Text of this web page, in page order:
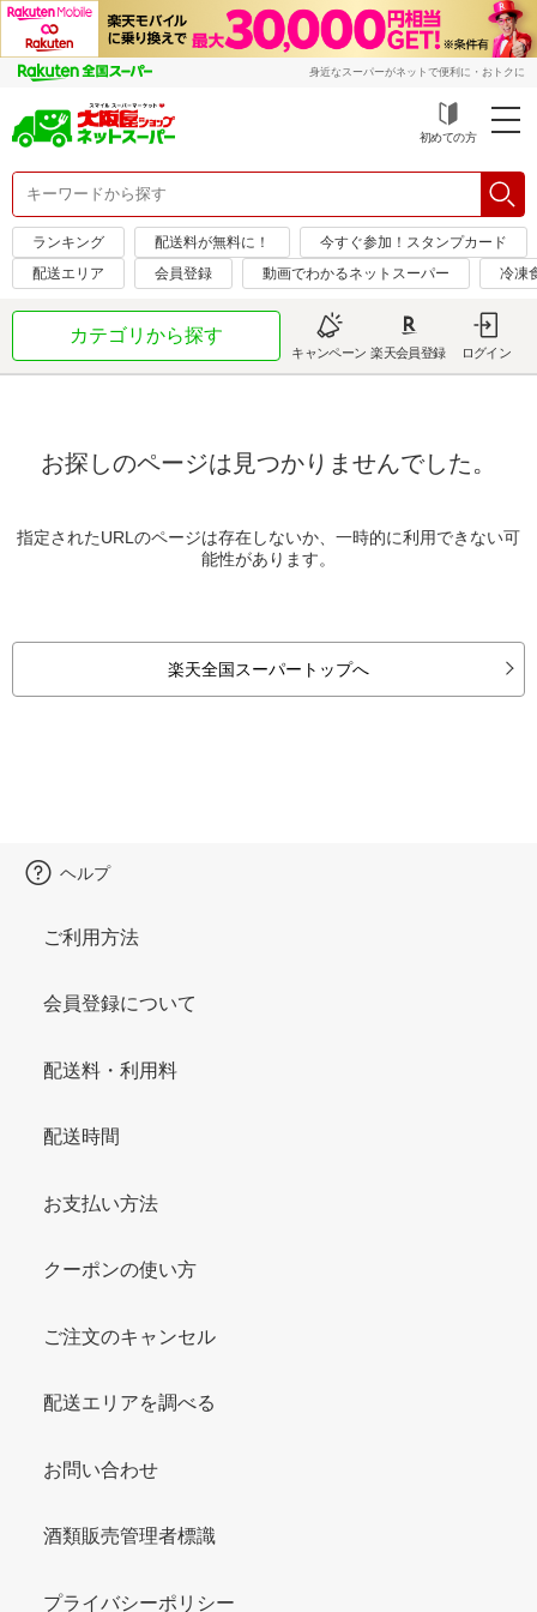
身近なスーパーがネットで便利に・おトクに
初めての方
ランキング 配送料が無料に！
今すぐ参加！スタンプカード
配送エリア
会員登録 動画でわかるネットスーパー 冷凍
カテゴリから探す
キャンペーン 楽天会員登録 ログイン
お探しのページは見つかりませんでした。
指定されたURLのページは存在しないか、一時的に利用できない可
能性があります。
楽天全国スーパートップへ
ヘルプ
ご利用方法
会員登録について
配送料・利用料
配送時間
お支払い方法
クーポンの使い方
ご注文のキャンセル
配送エリアを調べる
お問い合わせ
酒類販売管理者標識
プライバシーポリシー